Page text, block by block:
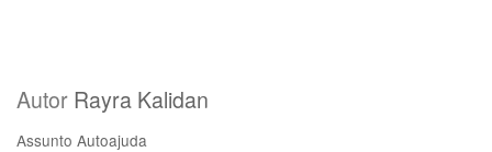
Autor Rayra Kalidan
Assunto Autoajuda